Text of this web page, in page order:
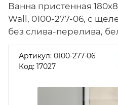
Ванна пристенная
Wall, 0100-277-06, с
без слива-перелива,
Артикул: 0100-277-06
Код: 17027